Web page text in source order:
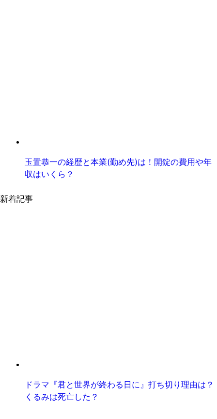
玉置恭一の経歴と本業(勤め先)は！開錠の費用や年
収はいくら？
新着記事
ドラマ『君と世界が終わる日に』打ち切り理由は？
くるみは死亡した？